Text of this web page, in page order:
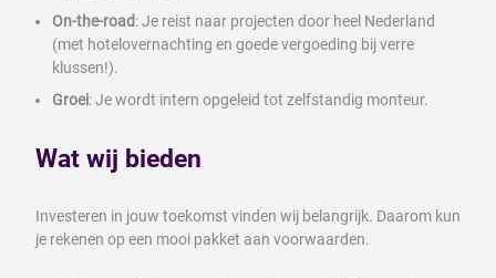
On-the-road: Je reist naar projecten door heel Nederland
(met hotelovernachting en goede vergoeding bij verre
klussen!).
Groei: Je wordt intern opgeleid tot zelfstandig monteur.
Wat wij bieden
Investeren in jouw toekomst vinden wij belangrijk. Daarom kun
je rekenen op een mooi pakket aan voorwaarden.